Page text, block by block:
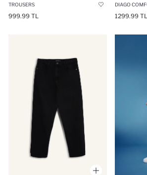
TROUSERS
999.99 TL 1299.99 TL